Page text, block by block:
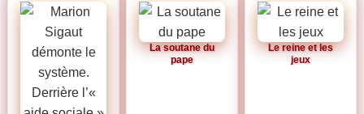
La soutane du
pape
Le reine et les
jeux